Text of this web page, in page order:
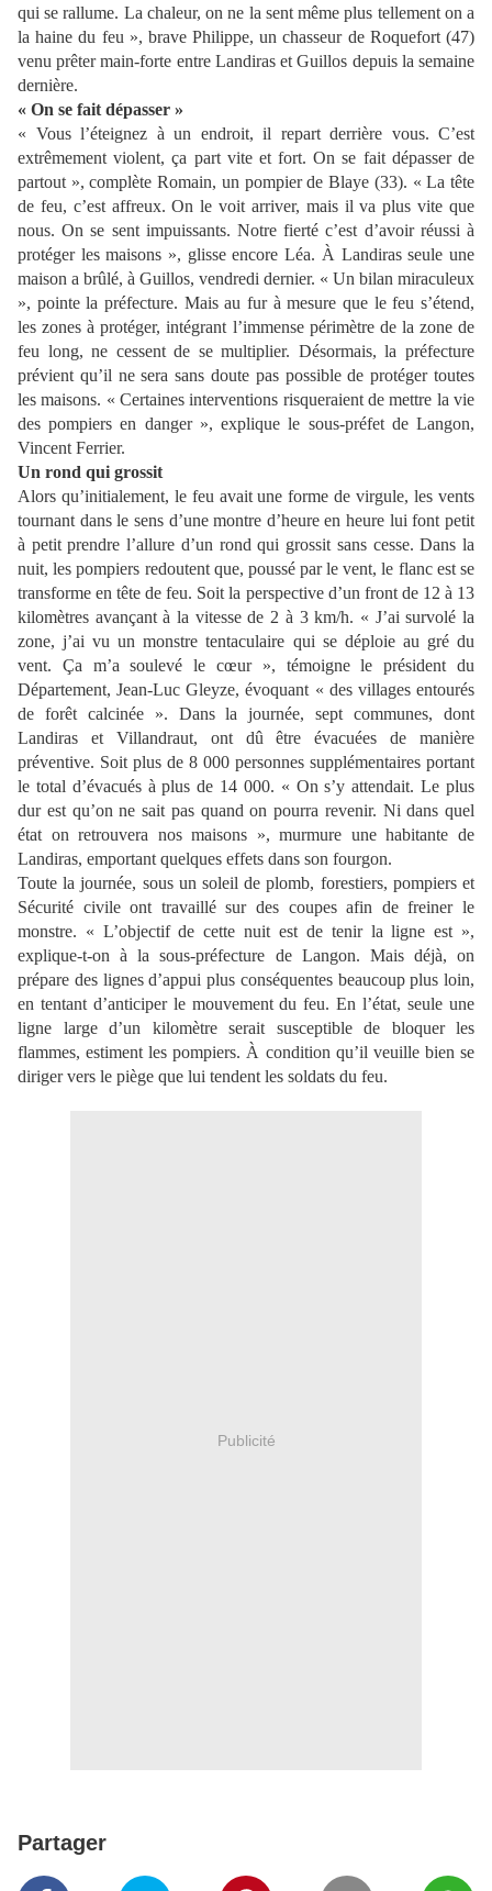
qui se rallume. La chaleur, on ne la sent même plus tellement on a
la haine du feu », brave Philippe, un chasseur de Roquefort (47)
venu prêter main-forte entre Landiras et Guillos depuis la semaine
dernière.
« On se fait dépasser »
« Vous l’éteignez à un endroit, il repart derrière vous. C’est
extrêmement violent, ça part vite et fort. On se fait dépasser de
partout », complète Romain, un pompier de Blaye (33). « La tête
de feu, c’est affreux. On le voit arriver, mais il va plus vite que
nous. On se sent impuissants. Notre fierté c’est d’avoir réussi à
protéger les maisons », glisse encore Léa. À Landiras seule une
maison a brûlé, à Guillos, vendredi dernier. « Un bilan miraculeux
», pointe la préfecture. Mais au fur à mesure que le feu s’étend,
les zones à protéger, intégrant l’immense périmètre de la zone de
feu long, ne cessent de se multiplier. Désormais, la préfecture
prévient qu’il ne sera sans doute pas possible de protéger toutes
les maisons. « Certaines interventions risqueraient de mettre la vie
des pompiers en danger », explique le sous-préfet de Langon,
Vincent Ferrier.
Un rond qui grossit
Alors qu’initialement, le feu avait une forme de virgule, les vents
tournant dans le sens d’une montre d’heure en heure lui font petit
à petit prendre l’allure d’un rond qui grossit sans cesse. Dans la
nuit, les pompiers redoutent que, poussé par le vent, le flanc est se
transforme en tête de feu. Soit la perspective d’un front de 12 à 13
kilomètres avançant à la vitesse de 2 à 3 km/h. « J’ai survolé la
zone, j’ai vu un monstre tentaculaire qui se déploie au gré du
vent. Ça m’a soulevé le cœur », témoigne le président du
Département, Jean-Luc Gleyze, évoquant « des villages entourés
de forêt calcinée ». Dans la journée, sept communes, dont
Landiras et Villandraut, ont dû être évacuées de manière
préventive. Soit plus de 8 000 personnes supplémentaires portant
le total d’évacués à plus de 14 000. « On s’y attendait. Le plus
dur est qu’on ne sait pas quand on pourra revenir. Ni dans quel
état on retrouvera nos maisons », murmure une habitante de
Landiras, emportant quelques effets dans son fourgon.
Toute la journée, sous un soleil de plomb, forestiers, pompiers et
Sécurité civile ont travaillé sur des coupes afin de freiner le
monstre. « L’objectif de cette nuit est de tenir la ligne est »,
explique-t-on à la sous-préfecture de Langon. Mais déjà, on
prépare des lignes d’appui plus conséquentes beaucoup plus loin,
en tentant d’anticiper le mouvement du feu. En l’état, seule une
ligne large d’un kilomètre serait susceptible de bloquer les
flammes, estiment les pompiers. À condition qu’il veuille bien se
diriger vers le piège que lui tendent les soldats du feu.
Publicité
Partager